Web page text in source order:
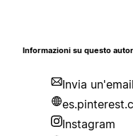
Informazioni su questo
Invia
Instagram